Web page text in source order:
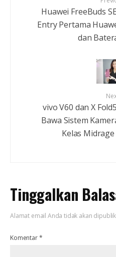
Huawei FreeBuds
Entry Pertama
dan
vivo V60 dan X
Bawa Sistem
Kelas
Tinggalkan
Alamat email Anda tidak akan
Komentar*